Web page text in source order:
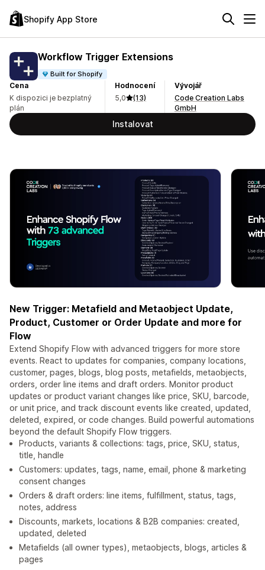
Shopify App Store
Workflow Trigger Extensions
Built for Shopify
Cena
K dispozici je bezplatný
plán
Hodnocení
5,0
(13)
Vývojář
Code Creation Labs
GmbH
Instalovat
New Trigger: Metafield and Metaobject Update,
Product, Customer or Order Update and more for
Flow
Extend Shopify Flow with advanced triggers for more store
events. React to updates for companies, company locations,
customer, pages, blogs, blog posts, metafields, metaobjects,
orders, order line items and draft orders. Monitor product
updates or product variant changes like price, SKU, barcode,
or unit price, and track discount events like created, updated,
deleted, expired, or code changes. Build powerful automations
beyond the default Shopify Flow triggers.
Products, variants & collections: tags, price, SKU, status,
title, handle
Customers: updates, tags, name, email, phone & marketing
consent changes
Orders & draft orders: line items, fulfillment, status, tags,
notes, address
Discounts, markets, locations & B2B companies: created,
updated, deleted
Metafields (all owner types), metaobjects, blogs, articles &
pages